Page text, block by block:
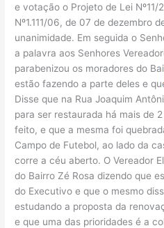
e votação o Projeto de Lei Nº11/
Nº1.111/06, de 07 de dezembro
unanimidade. Em seguida o
a palavra aos Senhores
parabenizou os moradores do
estão fazendo a parte deles e
Disse que na Rua Joaquim
para ser restaurada há mais de
feito, e que a mesma foi
Campo de Futebol, ao lado da
corre a céu aberto. O Vereador
do Bairro Zé Rosa dizendo que
do Executivo e que o mesmo
estudando a proposta da
e que uma das prioridades é a